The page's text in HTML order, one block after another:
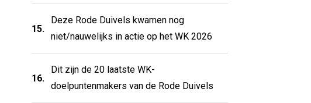
15.
Deze Rode Duivels kwamen nog
niet/nauwelijks in actie op het WK 2026
16.
Dit zijn de 20 laatste WK-
doelpuntenmakers van de Rode Duivels